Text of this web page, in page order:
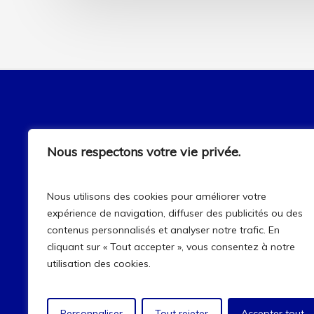
Nous respectons votre vie privée.
Nous utilisons des cookies pour améliorer votre
expérience de navigation, diffuser des publicités ou des
contenus personnalisés et analyser notre trafic. En
cliquant sur « Tout accepter », vous consentez à notre
utilisation des cookies.
AGD Environnement & Industrie
AGD Environnement et Industrie a la mission
travail dans les industries.
O T